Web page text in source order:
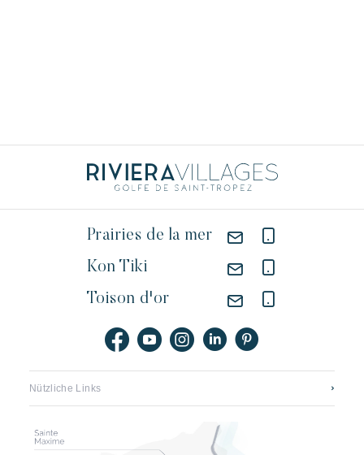
Prairies de la mer
Kon Tiki
Toison d'or
Nützliche Links
Stellenangebote Riviera Villages